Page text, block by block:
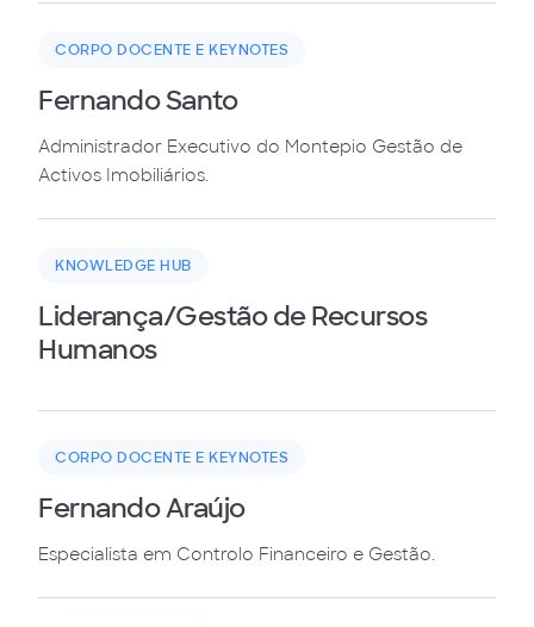
CORPO DOCENTE E KEYNOTES
Fernando Santo
Administrador Executivo do Montepio Gestão de
Activos Imobiliários.
KNOWLEDGE HUB
Liderança/Gestão de Recursos
Humanos
CORPO DOCENTE E KEYNOTES
Fernando Araújo
Especialista em Controlo Financeiro e Gestão.